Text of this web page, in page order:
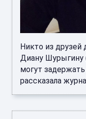
Никто из друзей
Диану Шурыгину
могут
рассказала